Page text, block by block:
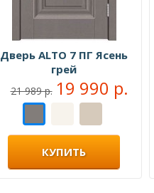
Дверь ALTO 7 ПГ Ясень
грей
21 989 р. 19 990 р.
КУПИТЬ